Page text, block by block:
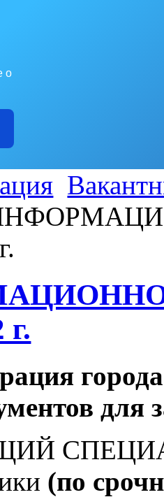
о
г.
для
(по